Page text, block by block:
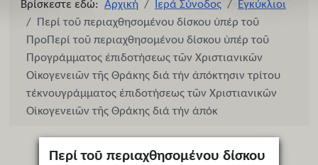
Βρίσκεστε εδώ: Αρχική Ιερά Σύνοδος
Εγκύκλιοι
Περί τοῦ περιαχθησομένου δίσκου ὑπέρ τοῦ
ΠροΠερί τοῦ περιαχθησομένου δίσκου ὑπέρ τοῦ
Προγράμματος ἐπιδοτήσεως τῶν Χριστιανικῶν
Οἰκογενειῶν τῆς Θράκης διά τήν ἀπόκτησιν τρίτου
τέκνουγράμματος ἐπιδοτήσεως τῶν Χριστιανικῶν
Οἰκογενειῶν τῆς Θράκης διά τήν ἀπόκ
Περί τοῦ περιαχθησομένου δίσκου